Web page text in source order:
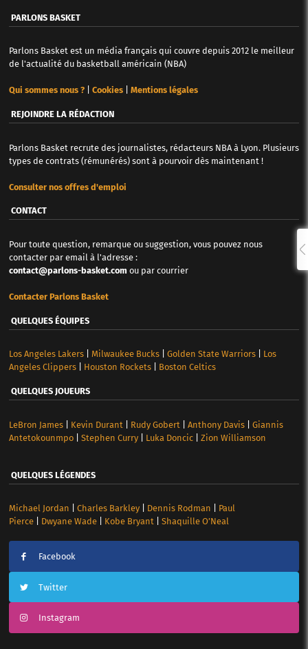
PARLONS BASKET
Parlons Basket est un média français qui couvre depuis 2012 le meilleur
de l'actualité du basketball américain (NBA)
Qui sommes nous ?| Cookies| Mentions légales
REJOINDRE LA RÉDACTION
Parlons Basket recrute des journalistes, rédacteurs NBA à Lyon. Plusieurs
types de contrats (rémunérés) sont à pourvoir dès maintenant !
Consulter nos offres d'emploi
CONTACT
Pour toute question, remarque ou suggestion, vous pouvez nous
contacter par email à l'adresse :
contact@parlons-basket.com ou par courrier
Contacter Parlons Basket
QUELQUES ÉQUIPES
Los Angeles Lakers| Milwaukee Bucks| Golden State Warriors| Los
Angeles Clippers| Houston Rockets| Boston Celtics
QUELQUES JOUEURS
LeBron James| Kevin Durant Rudy Gobert Anthony Davis| Giannis
Antetokounmpo| Stephen Curry| Luka Doncic| Zion Williamson
QUELQUES LÉGENDES
Michael Jordan Charles Barkley| Dennis Rodman
Paul
Pierce| Dwyane Wade| Kobe Bryant| Shaquille O’Neal
Facebook
Twitter
Instagram